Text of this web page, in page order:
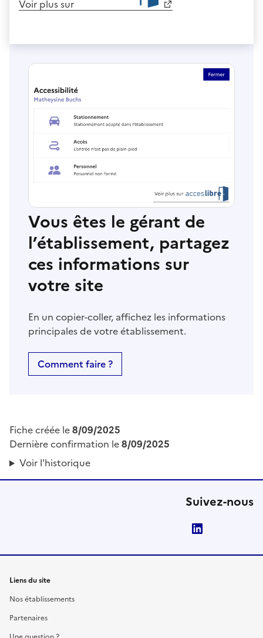
Voir plus sur
Vous êtes le gérant de
l’établissement, partagez
ces informations sur
votre site
En un copier-coller, affichez les informations
principales de votre établissement.
Comment faire ?
Fiche créée le8/09/2025
Dernière confirmation le8/09/2025
Voir l'historique
Suivez-nous
Liens du site
Nos établissements
Partenaires